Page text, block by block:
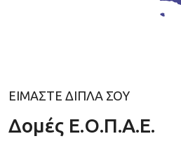
ΕΙΜΑΣΤΕ ΔΙΠΛΑ ΣΟΥ
Δομές Ε.Ο.Π.Α.Ε.